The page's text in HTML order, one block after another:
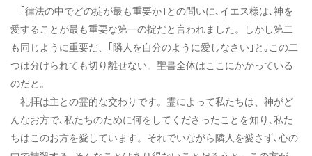
｢律法の中でどの掟が最も重要か｣との問いに､イエス様は､神を
愛することが最も重要な第一の掟だと言われました。しかし第二
も同じように重要だ、｢隣人を自分のように愛しなさい｣と｡この二
つは分けられても切り離せない。聖書全体はここにかかっている
のだと。
礼拝は主との霊的な交わりです。霊によって私たちは、神がど
んなお方で､私たちのために何をしてくださったことを知り､私た
ちはこのお方を愛しています。それでいながら隣人を愛さず､心の